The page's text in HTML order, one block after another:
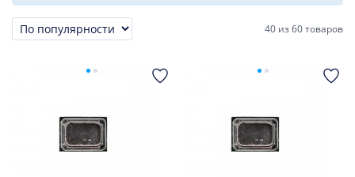
Сортировка 40 из60 товаров